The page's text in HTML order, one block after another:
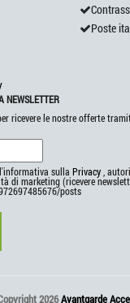
Poste
NEWSLETTER
ricevere le nostre offerte
sulla Privacy ,
di marketing (ricevere
posts
2026Avantgarde